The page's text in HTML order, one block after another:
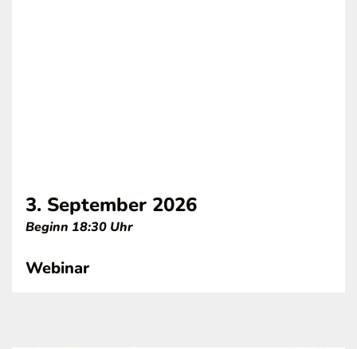
3. September 2026
Beginn 18:30 Uhr
Webinar